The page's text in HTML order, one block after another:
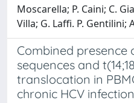
Moscarella; P. Caini; C.
Villa; G. Laffi. P. Gentilini;
Combined presence
sequences and
translocation in
chronic HCV infection